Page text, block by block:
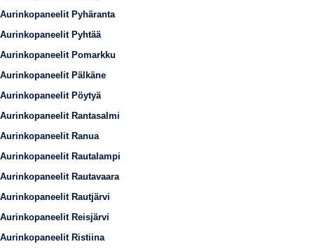
Aurinkopaneelit Pyhäranta
Aurinkopaneelit Pyhtää
Aurinkopaneelit Pomarkku
Aurinkopaneelit Pälkäne
Aurinkopaneelit Pöytyä
Aurinkopaneelit Rantasalmi
Aurinkopaneelit Ranua
Aurinkopaneelit Rautalampi
Aurinkopaneelit Rautavaara
Aurinkopaneelit Rautjärvi
Aurinkopaneelit Reisjärvi
Aurinkopaneelit Ristiina